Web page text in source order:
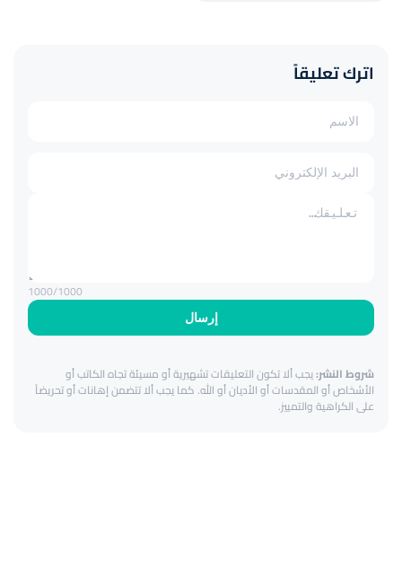
اترك تعليقاً
إرسال
1000/1000
شروط النشر:يجب ألا تكون التعليقات تشهيرية أو مسيئة تجاه الكاتب أو
الأشخاص أو المقدسات أو الأديان أو الله. كما يجب ألا تتضمن إهانات أو تحريضاً
على الكراهية والتمييز.